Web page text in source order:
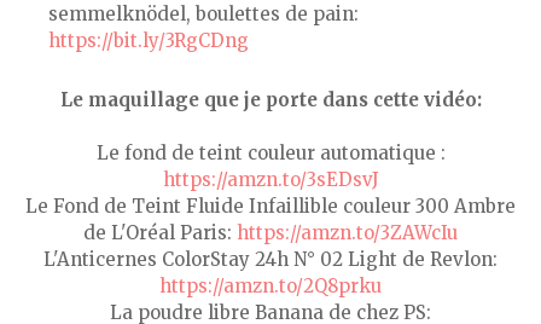
semmelknödel, boulettes de pain:
https://bit.ly/3RgCDng
Le maquillage que je porte dans cette vidéo:
Le fond de teint couleur automatique :
https://amzn.to/3sEDsvJ
Le Fond de Teint Fluide Infaillible couleur 300 Ambre
de L'Oréal Paris: https://amzn.to/3ZAWcIu
L'Anticernes ColorStay 24h N° 02 Light de Revlon:
https://amzn.to/2Q8prku
La poudre libre Banana de chez PS: